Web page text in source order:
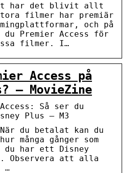
har det blivit allt
filmer har premiär
och på
du Premier Access för
filmer. I…
Access på
– MovieZine
Så ser du
Plus – M3
du betalat kan du
många gånger som
har ett Disney
Observera att alla
…